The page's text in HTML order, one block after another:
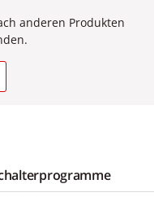
anderen Produkten